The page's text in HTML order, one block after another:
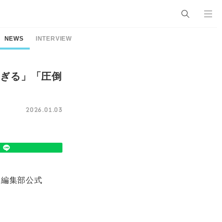
NEWS INTERVIEW
る」「圧倒
2026.01.03
集部公式